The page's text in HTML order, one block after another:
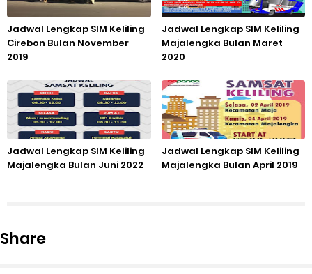
Jadwal Lengkap SIM Keliling
Cirebon Bulan November
2019
Jadwal Lengkap SIM Keliling
Majalengka Bulan Maret
2020
Jadwal Lengkap SIM Keliling
Majalengka Bulan Juni 2022
Jadwal Lengkap SIM Keliling
Majalengka Bulan April 2019
Share